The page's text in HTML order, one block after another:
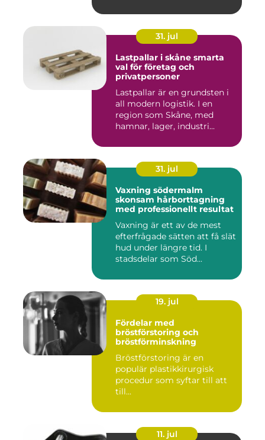
31. jul
Lastpallar i skåne smarta
val för företag och
privatpersoner
Lastpallar är en grundsten i
all modern logistik. I en
region som Skåne, med
hamnar, lager, industri...
31. jul
Vaxning södermalm
skonsam hårborttagning
med professionellt resultat
Vaxning är ett av de mest
efterfrågade sätten att få slät
hud under längre tid. I
stadsdelar som Söd...
19. jul
Fördelar med
bröstförstoring och
bröstförminskning
Bröstförstoring är en
populär plastikkirurgisk
procedur som syftar till att
till...
11. jul